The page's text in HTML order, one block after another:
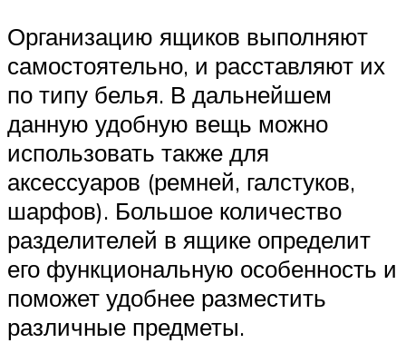
Организацию ящиков выполняют
самостоятельно, и расставляют их
по типу белья. В дальнейшем
данную удобную вещь можно
использовать также для
аксессуаров (ремней, галстуков,
шарфов). Большое количество
разделителей в ящике определит
его функциональную особенность и
поможет удобнее разместить
различные предметы.